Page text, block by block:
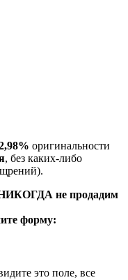
оригинальности
, без каких-либо
НИКОГДА не продадим
форму:
это поле, все